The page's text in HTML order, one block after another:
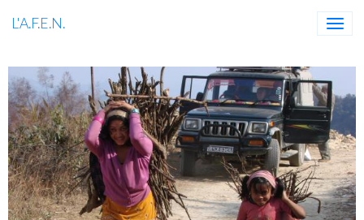
L'A.F.E.N.